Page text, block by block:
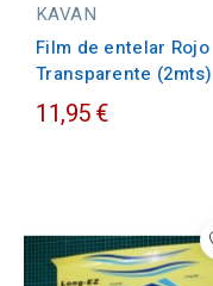
KAVAN
Film de entelar Rojo
Transparente (2mts)
11,95 €